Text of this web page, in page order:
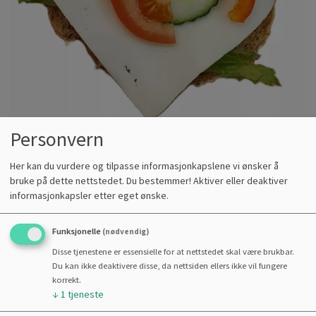
PÅSMURT HALVE
RUNDSTYKKE,OST/SKINKE
PRODUKTKODE : 251
56,00
Personvern
Her kan du vurdere og tilpasse informasjonkapslene vi ønsker å
bruke på dette nettstedet. Du bestemmer! Aktiver eller deaktiver
informasjonkapsler etter eget ønske.
Funksjonelle (nødvendig)
Disse tjenestene er essensielle for at nettstedet skal være brukbar.
Du kan ikke deaktivere disse, da nettsiden ellers ikke vil fungere
korrekt.
↓ 1 tjeneste